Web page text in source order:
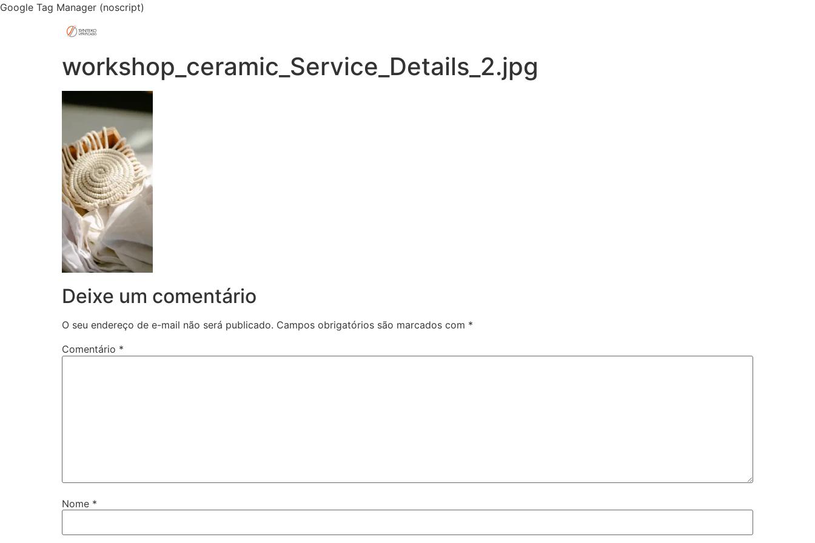
Google Tag Manager (noscript)
workshop_ceramic_Service_Details_2.jpg
Deixe um comentário
O seu endereço de e-mail não será publicado. Campos obrigatórios são marcados com *
Comentário *
Nome *